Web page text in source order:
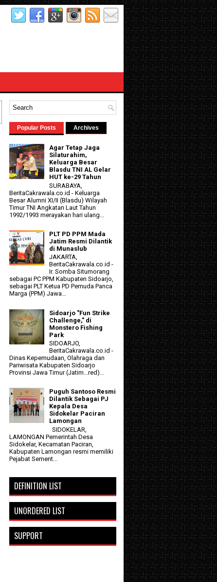
Popular Posts Archives
Agar Tetap Jaga
Silaturahim,
Keluarga Besar
Blasdu TNI AL Gelar
HUT ke-29 Tahun
SURABAYA,
BeritaCakrawala.co.id - Keluarga
Besar Alumni XI/II (Blasdu) Wilayah
Timur TNI Angkatan Laut Tahun
1992/1993 merayakan hari ulang...
PLT PD PPM Mada
Jatim Resmi Dilantik
di Munaslub
JAKARTA,
BeritaCakrawala.co.id -
Ir. Somba Situmorang
sebagai PC PPM Kabupaten Sidoarjo,
sebagai PLT Ketua PD Pemuda Panca
Marga (PPM) Jawa...
Sidoarjo "Fun Strike
Challenge," di
Monstero Fishing
Park
SIDOARJO,
BeritaCakrawala.co.id -
Dinas Kepemudaan, Olahraga dan
Pariwisata Kabupaten Sidoarjo
Provinsi Jawa Timur (Jatim...red)...
Puguh Santoso Resmi
Dilantik Sebagai PJ
Kepala Desa
Sidokelar Paciran
Lamongan
SIDOKELAR,
LAMONGAN Pemerintah Desa
Sidokelar, Kecamatan Paciran,
Kabupaten Lamongan resmi memiliki
Pejabat Sement...
DEFINITION LIST
UNORDERED LIST
SUPPORT